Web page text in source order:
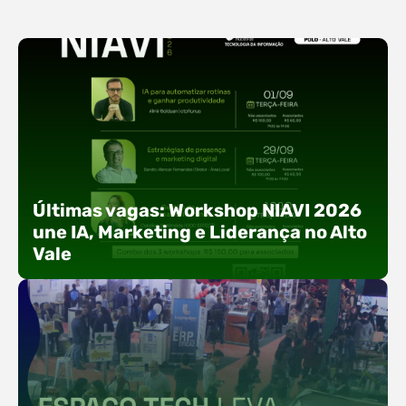
Últimas vagas: Workshop NIAVI 2026
une IA, Marketing e Liderança no Alto
Vale